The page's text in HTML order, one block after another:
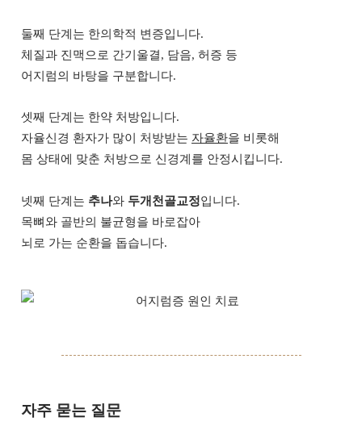
둘째 단계는 한의학적 변증입니다.
체질과 진맥으로 간기울결, 담음, 허증 등
어지럼의 바탕을 구분합니다.
셋째 단계는 한약 처방입니다.
자율신경 환자가 많이 처방받는 자율환을 비롯해
몸 상태에 맞춘 처방으로 신경계를 안정시킵니다.
넷째 단계는 추나와 두개천골교정입니다.
목뼈와 골반의 불균형을 바로잡아
뇌로 가는 순환을 돕습니다.
자주 묻는 질문